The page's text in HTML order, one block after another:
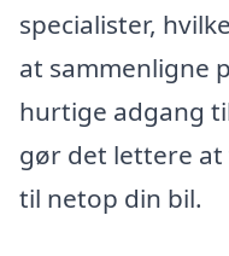
specialister,
at sammenligne
hurtige adgang
gør det lettere
til netop din bil.